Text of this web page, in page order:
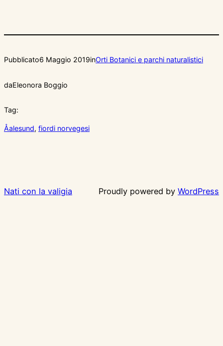
Pubblicato6 Maggio 2019inOrti Botanici e parchi naturalistici
daEleonora Boggio
Tag:
Åalesund, fiordi norvegesi
Nati con la valigia Proudly powered by WordPress